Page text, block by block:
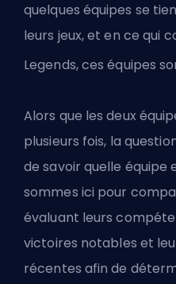
quelques équipes se
leurs jeux, et en ce qui
Legends,ces équipes
Alors que les deux
plusieurs fois, la
de savoir quelle équipe
sommes ici pour
évaluant leurs
victoires notables et
récentes afin de